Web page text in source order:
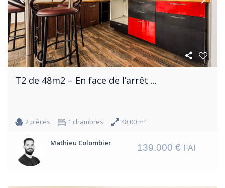
T2 de 48m2 – En face de l’arrêt ...
2 pièces 1 chambres 48,00 m2
Mathieu Colombier 139.000 € FAI